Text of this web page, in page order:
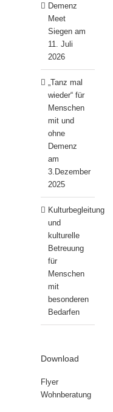
Demenz
Meet
Siegen am
11. Juli
2026
„Tanz mal
wieder“ für
Menschen
mit und
ohne
Demenz
am
3.Dezember
2025
Kulturbegleitung
und
kulturelle
Betreuung
für
Menschen
mit
besonderen
Bedarfen
Download
Flyer
Wohnberatung